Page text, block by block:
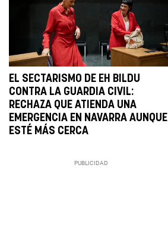
EL SECTARISMO DE EH BILDU
CONTRA LA GUARDIA CIVIL:
RECHAZA QUE ATIENDA UNA
EMERGENCIA EN NAVARRA AUNQUE
ESTÉ MÁS CERCA